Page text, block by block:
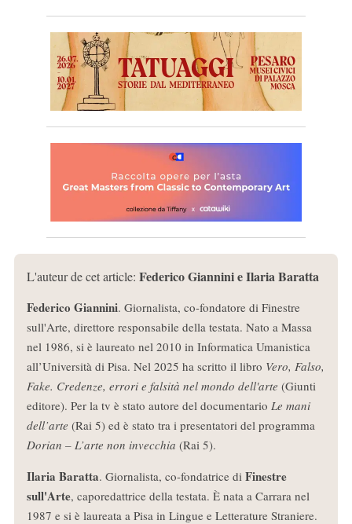
L'auteur de cet article: Federico Giannini e Ilaria Baratta
Federico Giannini. Giornalista, co-fondatore di Finestre
sull'Arte, direttore responsabile della testata. Nato a Massa
nel 1986, si è laureato nel 2010 in Informatica Umanistica
all’Università di Pisa. Nel 2025 ha scritto il libro Vero, Falso,
Fake. Credenze, errori e falsità nel mondo dell'arte (Giunti
editore). Per la tv è stato autore del documentario Le mani
dell’arte (Rai 5) ed è stato tra i presentatori del programma
Dorian – L’arte non invecchia (Rai 5).
Ilaria Baratta. Giornalista, co-fondatrice di Finestre
sull'Arte, caporedattrice della testata. È nata a Carrara nel
1987 e si è laureata a Pisa in Lingue e Letterature Straniere.